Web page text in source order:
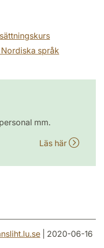
Nordiska språk
mm.
Läs här
.se | 2020-06-16